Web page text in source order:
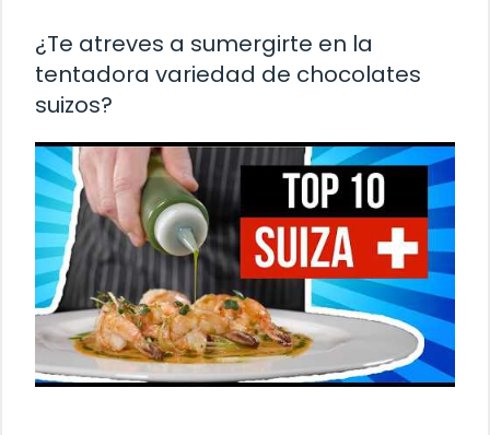
¿Te atreves a sumergirte en la
tentadora variedad de chocolates
suizos?